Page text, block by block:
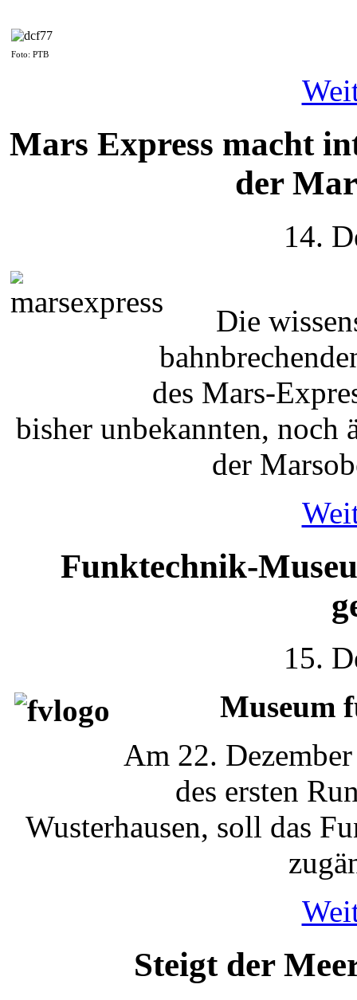
Foto: PTB
Mars Express macht
der
14.
Die
des Mars-
bisher unbekannten, noch
der
Funktechnik-
15.
Museum
Am 22.
des ersten
Wusterhausen, soll das
Steigt der